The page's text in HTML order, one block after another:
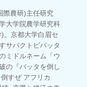
際農研)主任研究
大学院農学研究科
。京都大学白眉セ
サバクトビバッタ
ミドルネーム「ウ
の『バッタを倒し
すぜ アフリカ